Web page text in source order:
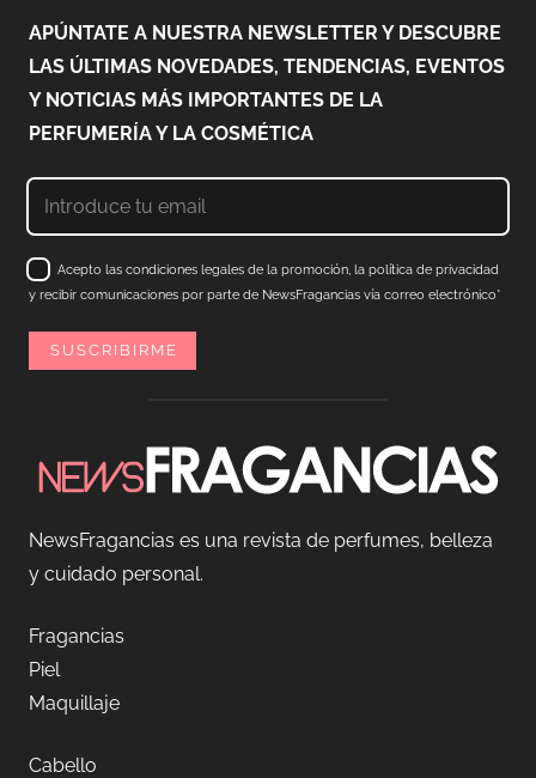
APÚNTATE A NUESTRA NEWSLETTER Y DESCUBRE
LAS ÚLTIMAS NOVEDADES, TENDENCIAS, EVENTOS
Y NOTICIAS MÁS IMPORTANTES DE LA
PERFUMERÍA Y LA COSMÉTICA
Acepto las condiciones legales de la promoción, la política de privacidad
y recibir comunicaciones por parte de NewsFragancias vía correo electrónico*
NewsFragancias es una revista de perfumes, belleza
y cuidado personal.
Fragancias
Piel
Maquillaje
Cabello